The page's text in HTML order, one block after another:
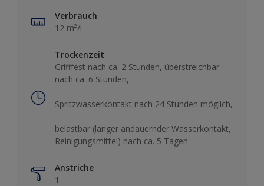
Verbrauch
12 m²/l
Trockenzeit
Grifffest nach ca. 2 Stunden, überstreichbar
nach ca. 6 Stunden,
Spritzwasserkontakt nach 24 Stunden möglich,
belastbar (länger andauernder Wasserkontakt,
Reinigungsmittel) nach ca. 5 Tagen
Anstriche
1